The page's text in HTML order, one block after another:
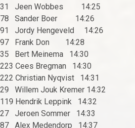
31 Jeen Wobbes 14:25
78 Sander Boer 14:26
91 Jordy Hengeveld 14:26
97 Frank Don 14:28
35 Bert Meinema 14:30
223 Cees Bregman 14:30
222 Christian Nyqvist 14:31
29 Willem Jouk Kremer 14:32
119 Hendrik Leppink 14:32
27 Jeroen Sommer 14:33
87 Alex Medendorp 14:37